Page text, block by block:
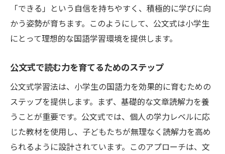
「できる」という自信を持ちやすく、積極的に学びに向
かう姿勢が育ちます。このようにして、公文式は小学生
にとって理想的な国語学習環境を提供します。
公文式で読む力を育てるためのステップ
公文式学習法は、小学生の国語力を効果的に育むための
ステップを提供します。まず、基礎的な文章読解力を養
うことが重要です。公文式では、個人の学力レベルに応
じた教材を使用し、子どもたちが無理なく読解力を高め
られるように設計されています。このアプローチは、文